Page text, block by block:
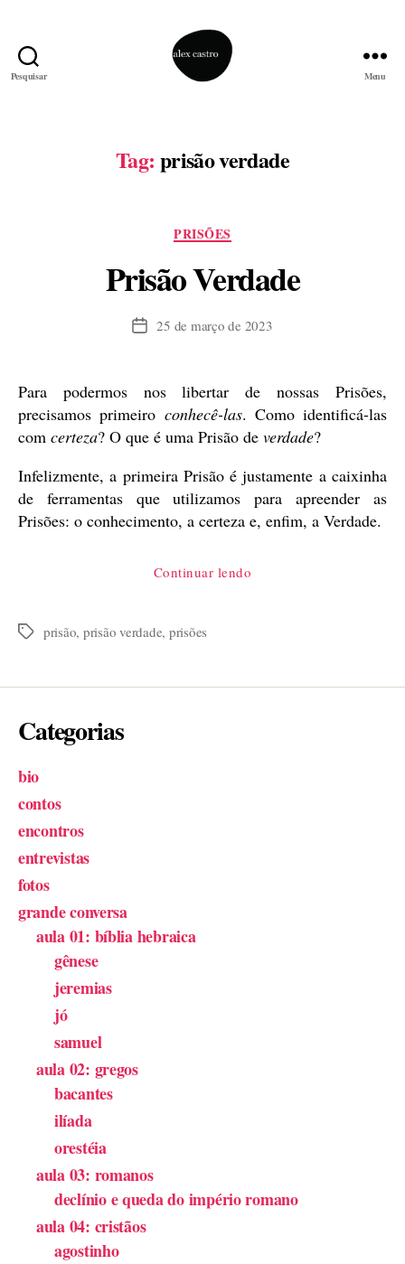
Pesquisar Menu
Tag: prisão verdade
Categorias
PRISÕES
Prisão Verdade
Data25 de março de 2023
Para podermos nos libertar de nossas Prisões,
precisamos primeiro conhecê-las. Como identificá-las
com certeza? O que é uma Prisão de verdade?
Infelizmente, a primeira Prisão é justamente a caixinha
de ferramentas que utilizamos para apreender as
Prisões: o conhecimento, a certeza e, enfim, a Verdade.
Continuar lendo
Tags prisão, prisão verdade, prisões
Categorias
bio
contos
encontros
entrevistas
fotos
grande conversa
aula 01: bíblia hebraica
gênese
jeremias
jó
samuel
aula 02: gregos
bacantes
ilíada
orestéia
aula 03: romanos
declínio e queda do império romano
aula 04: cristãos
agostinho